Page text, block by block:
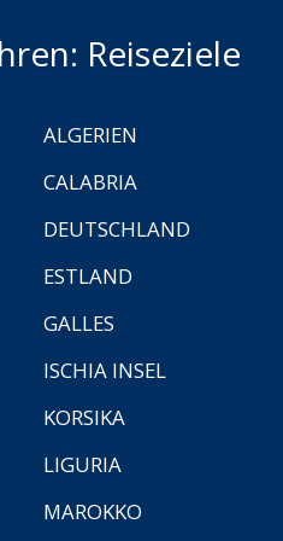
Reiseziele
ALGERIEN
CALABRIA
DEUTSCHLAND
ESTLAND
GALLES
ISCHIA INSEL
KORSIKA
LIGURIA
MAROKKO